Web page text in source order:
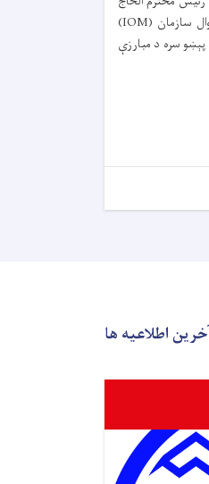
ملا نورالدین ترابي له لوري د کډوالۍ نړیوال سازمان (IOM)
سره د مبارزې
اطلاعیه ها